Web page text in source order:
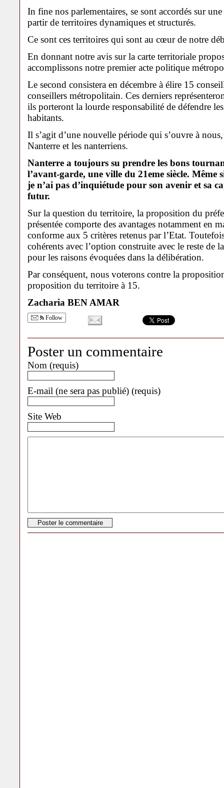
In fine nos parlementaires, se sont accordés sur
partir de territoires dynamiques et structurés.
Ce sont ces territoires qui sont au cœur de notre
En donnant notre avis sur la carte territoriale
accomplissons notre premier acte politique
Le second consistera en décembre à élire 15
conseillers métropolitain. Ces derniers
ils porteront la lourde responsabilité de défendre
habitants.
Il s’agit d’une nouvelle période qui s’ouvre à
Nanterre et les nanterriens.
Nanterre a toujours su prendre les bons
l’avant-garde, une ville du 21eme siècle. Même
je n’ai pas d’inquiétude pour son avenir et sa
futur.
Sur la question du territoire, la proposition du
présentée comporte des avantages notamment en
conforme aux 5 critères retenus par l’Etat.
cohérents avec l’option construite avec le reste de
pour les raisons évoquées dans la délibération.
Par conséquent, nous voterons contre la
proposition du territoire à 15.
Zacharia BEN AMAR
Follow
Poster un commentaire
Nom (requis)
E-mail (ne sera pas publié) (requis)
Site Web